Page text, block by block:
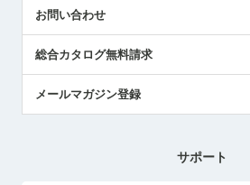
お問い合わせ
総合カタログ無料請求
メールマガジン登録
サポート